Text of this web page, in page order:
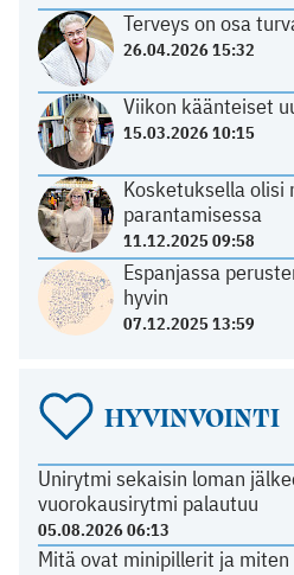
Terveys on osa
26.04.2026 15:32
Viikon käänteiset
15.03.2026 10:15
Kosketuksella
parantamisessa
11.12.2025 09:58
Espanjassa
hyvin
07.12.2025 13:59
HYVINVOINTI
Unirytmi sekaisin loman
vuorokausirytmi palautuu
05.08.2026 06:13
Mitä ovat minipillerit ja